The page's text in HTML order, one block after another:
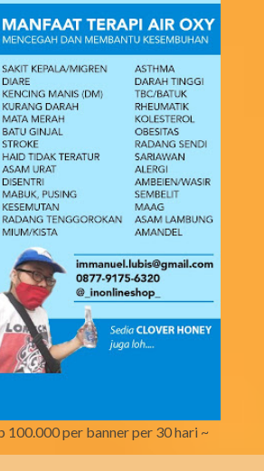
100.000 per banner per 30 hari ~